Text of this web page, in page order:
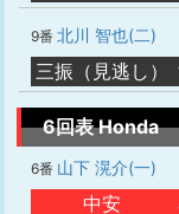
9番 北川 智也(二)
三振（見逃し）
6回表 Honda
6番 山下 滉介(一)
中安